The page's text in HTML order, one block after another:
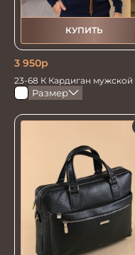
КУПИТЬ
3 950р
23-68 К Кардиган мужской
Размер